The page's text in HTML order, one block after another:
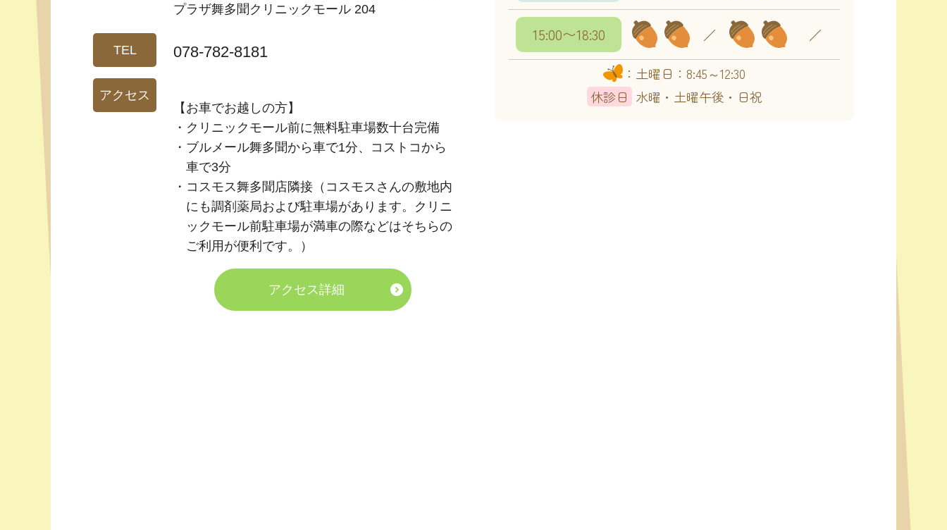
プラザ舞多聞クリニックモール 204
TEL 078-782-8181
アクセス
【お車でお越しの方】
クリニックモール前に無料駐車場数十台完備
ブルメール舞多聞から車で1分、コストコから
車で3分
コスモス舞多聞店隣接（コスモスさんの敷地内
にも調剤薬局および駐車場があります。クリニ
ックモール前駐車場が満車の際などはそちらの
ご利用が便利です。）
アクセス詳細
15:00〜18:30 ／ ／
：土曜日：8:45～12:30
休診日 水曜・土曜午後・日祝